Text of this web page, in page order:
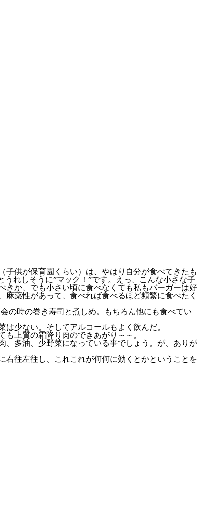
供が保育園くらい）は、やはり自分が食べてきたも
れしそうに”マック！”です。えっ、こんな小さな子
きか、でも小さい頃に食べなくても私もバーガーは好
薬性があって、食べれば食べるほど頻繁に食べたく
の時の巻き寿司と煮しめ。もちろん他にも食べてい
少ない。そしてアルコールもよく飲んだ。
上質の霜降り肉のできあがり～～。
、多油、少野菜になっている事でしょう。が、ありが
右往左往し、これこれが何何に効くとかということを